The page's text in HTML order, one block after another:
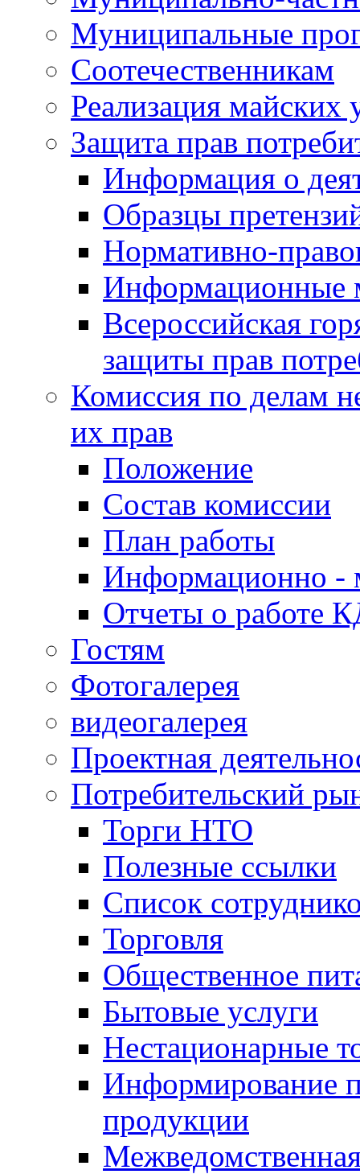
Муниципальные
Соотечественникам
Реализация майских
Защита прав
Информация о
Образцы
Нормативно-
Информационные
Всероссийская
защиты прав
Комиссия по делам
их прав
Положение
Состав комиссии
План работы
Информационно -
Отчеты о работе
Гостям
Фотогалерея
видеогалерея
Проектная
Потребительский
Торги НТО
Полезные ссылки
Список
Торговля
Общественное
Бытовые услуги
Нестационарные
Информирование
продукции